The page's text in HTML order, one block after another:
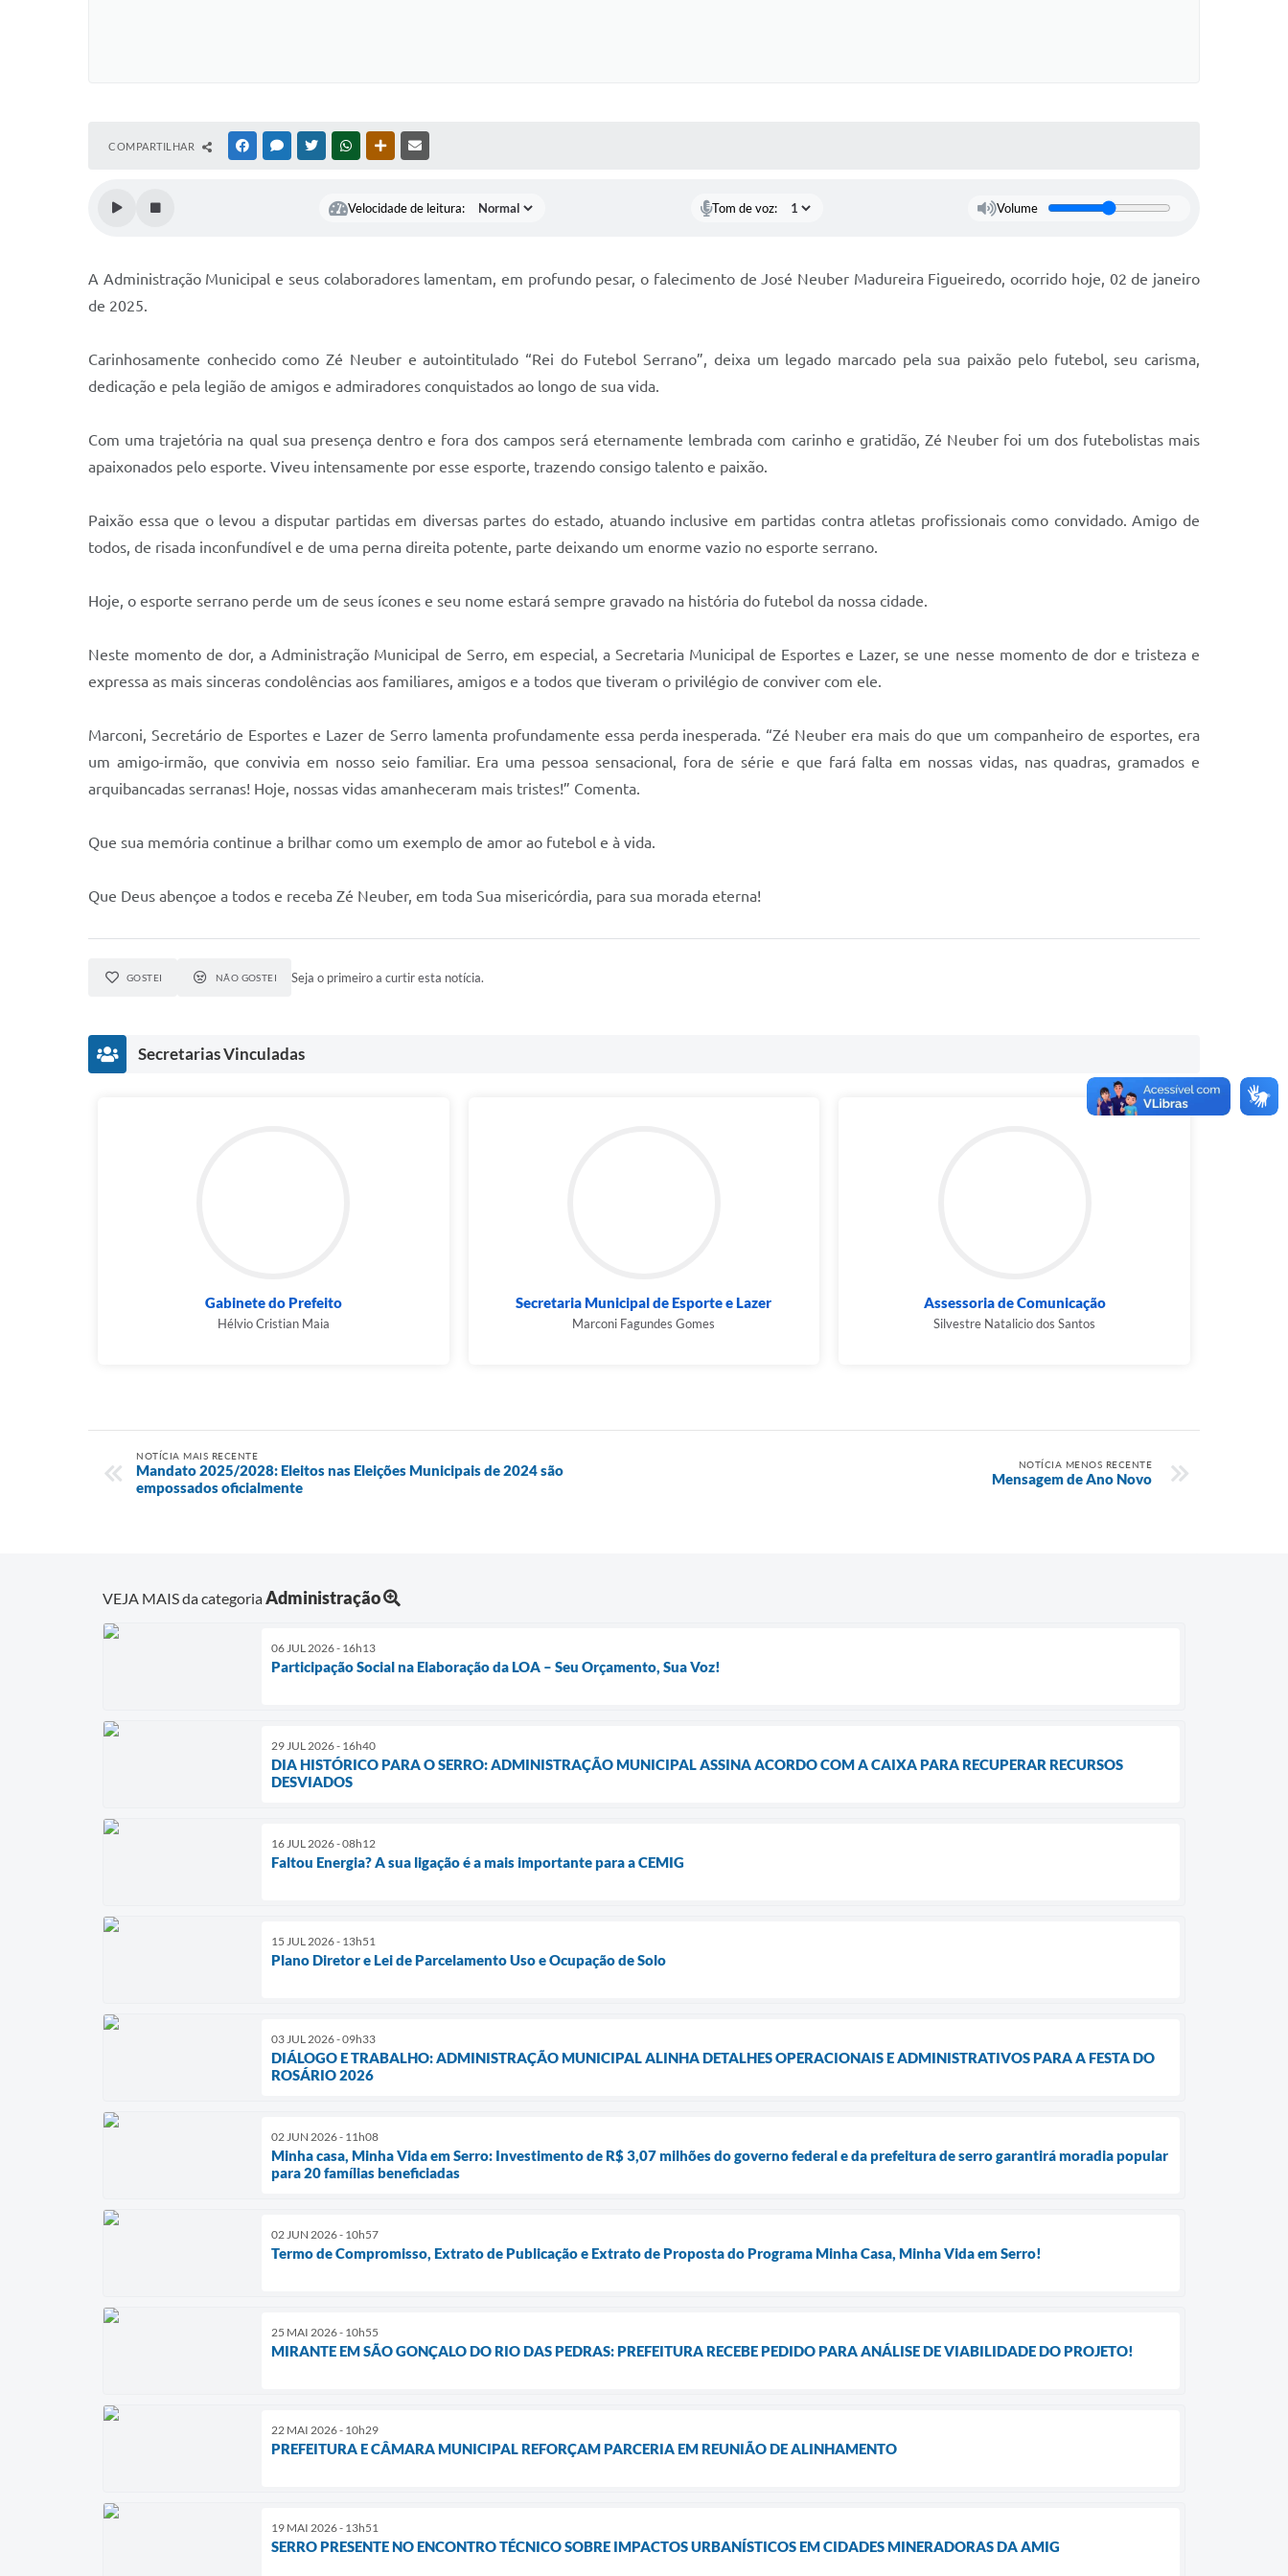
COMPARTILHAR FACEBOOKMESSENGER
TWITTERWHATSAPPOUTRAS MÍDIAS
Velocidade de leitura: Tom de voz: Volume
A Administração Municipal e seus colaboradores lamentam, em profundo pesar, o falecimento de José Neuber Madureira Figueiredo, ocorrido hoje, 02 de janeiro
de 2025.
Carinhosamente conhecido como Zé Neuber e autointitulado “Rei do Futebol Serrano”, deixa um legado marcado pela sua paixão pelo futebol, seu carisma,
dedicação e pela legião de amigos e admiradores conquistados ao longo de sua vida.
Com uma trajetória na qual sua presença dentro e fora dos campos será eternamente lembrada com carinho e gratidão, Zé Neuber foi um dos futebolistas mais
apaixonados pelo esporte. Viveu intensamente por esse esporte, trazendo consigo talento e paixão.
Paixão essa que o levou a disputar partidas em diversas partes do estado, atuando inclusive em partidas contra atletas profissionais como convidado. Amigo de
todos, de risada inconfundível e de uma perna direita potente, parte deixando um enorme vazio no esporte serrano.
Hoje, o esporte serrano perde um de seus ícones e seu nome estará sempre gravado na história do futebol da nossa cidade.
Neste momento de dor, a Administração Municipal de Serro, em especial, a Secretaria Municipal de Esportes e Lazer, se une nesse momento de dor e tristeza e
expressa as mais sinceras condolências aos familiares, amigos e a todos que tiveram o privilégio de conviver com ele.
Marconi, Secretário de Esportes e Lazer de Serro lamenta profundamente essa perda inesperada. “Zé Neuber era mais do que um companheiro de esportes, era
um amigo-irmão, que convivia em nosso seio familiar. Era uma pessoa sensacional, fora de série e que fará falta em nossas vidas, nas quadras, gramados e
arquibancadas serranas! Hoje, nossas vidas amanheceram mais tristes!” Comenta.
Que sua memória continue a brilhar como um exemplo de amor ao futebol e à vida.
Que Deus abençoe a todos e receba Zé Neuber, em toda Sua misericórdia, para sua morada eterna!
GOSTEI NÃO GOSTEI Seja o primeiro a curtir esta notícia.
Secretarias Vinculadas
Gabinete do Prefeito
Hélvio Cristian Maia
Secretaria Municipal de Esporte e Lazer
Marconi Fagundes Gomes
Assessoria de Comunicação
Silvestre Natalicio dos Santos
NOTÍCIA MAIS RECENTE
Mandato 2025/2028: Eleitos nas Eleições Municipais de 2024 são
empossados oficialmente
NOTÍCIA MENOS RECENTE
Mensagem de Ano Novo
VEJA MAIS da categoriaAdministração
06 JUL 2026 - 16h13
Participação Social na Elaboração da LOA – Seu Orçamento, Sua Voz!
29 JUL 2026 - 16h40
DIA HISTÓRICO PARA O SERRO: ADMINISTRAÇÃO MUNICIPAL ASSINA ACORDO COM A CAIXA PARA RECUPERAR RECURSOS
DESVIADOS
16 JUL 2026 - 08h12
Faltou Energia? A sua ligação é a mais importante para a CEMIG
15 JUL 2026 - 13h51
Plano Diretor e Lei de Parcelamento Uso e Ocupação de Solo
03 JUL 2026 - 09h33
DIÁLOGO E TRABALHO: ADMINISTRAÇÃO MUNICIPAL ALINHA DETALHES OPERACIONAIS E ADMINISTRATIVOS PARA A FESTA DO
ROSÁRIO 2026
02 JUN 2026 - 11h08
Minha casa, Minha Vida em Serro: Investimento de R$ 3,07 milhões do governo federal e da prefeitura de serro garantirá moradia popular
para 20 famílias beneficiadas
02 JUN 2026 - 10h57
Termo de Compromisso, Extrato de Publicação e Extrato de Proposta do Programa Minha Casa, Minha Vida em Serro!
25 MAI 2026 - 10h55
MIRANTE EM SÃO GONÇALO DO RIO DAS PEDRAS: PREFEITURA RECEBE PEDIDO PARA ANÁLISE DE VIABILIDADE DO PROJETO!
22 MAI 2026 - 10h29
PREFEITURA E CÂMARA MUNICIPAL REFORÇAM PARCERIA EM REUNIÃO DE ALINHAMENTO
19 MAI 2026 - 13h51
SERRO PRESENTE NO ENCONTRO TÉCNICO SOBRE IMPACTOS URBANÍSTICOS EM CIDADES MINERADORAS DA AMIG